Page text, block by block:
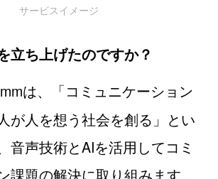
サービスイメージ
立ち上げたのですか？
は、「コミュニケーション
が人を想う社会を創る」とい
音声技術とAIを活用してコミ
課題の解決に取り組みます。